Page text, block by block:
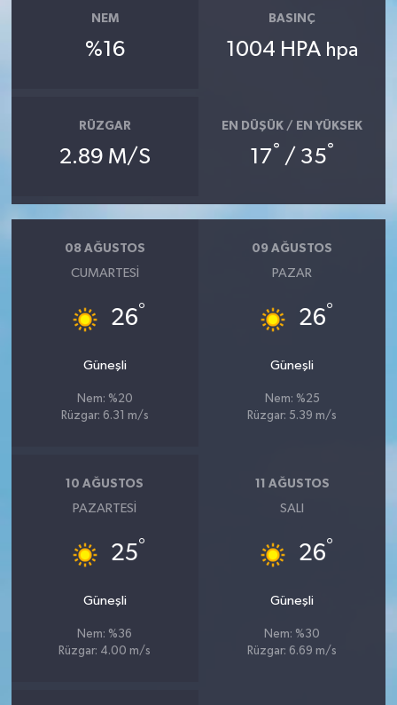
NEM
%16
BASINÇ
1004 HPA hpa
RÜZGAR
2.89 M/S
EN DÜŞÜK / EN YÜKSEK
17° / 35°
08 AĞUSTOS
CUMARTESI
26°
Güneşli
Nem: %20
Rüzgar: 6.31 m/s
09 AĞUSTOS
PAZAR
26°
Güneşli
Nem: %25
Rüzgar: 5.39 m/s
10 AĞUSTOS
PAZARTESI
25°
Güneşli
Nem: %36
Rüzgar: 4.00 m/s
11 AĞUSTOS
SALI
26°
Güneşli
Nem: %30
Rüzgar: 6.69 m/s
Tarım ve Ekonomi
Yaşam